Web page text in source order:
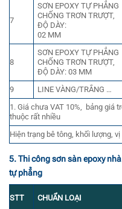
7
SƠN EPOXY TỰ PHẲNG
CHỐNG TRƠN TRƯỢT,
ĐỘ DÀY:
02 MM
8
SƠN EPOXY TỰ PHẲNG
CHỐNG TRƠN TRƯỢT,
ĐỘ DÀY: 03 MM
9 LINE VÀNG/TRẮNG …
1. Giá chưa VAT 10%, bảng giá
thuộc rất nhiều
Hiện trạng bê tông, khối lượng,
5. Thi công sơn sàn epoxy
tự phẳng
STT CHUẨN LOẠI